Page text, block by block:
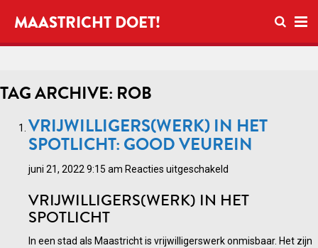
Open
MAASTRICHT DOET!
TAG ARCHIVE: ROB
VRIJWILLIGERS(WERK) IN HET
SPOTLICHT: GOOD VEUREIN
juni 21, 2022 9:15 am Reacties uitgeschakeld
in
VRIJWILLIGERS(WERK) IN HET
SPOTLICHT
In een stad als Maastricht is vrijwilligerswerk onmisbaar. Het zijn